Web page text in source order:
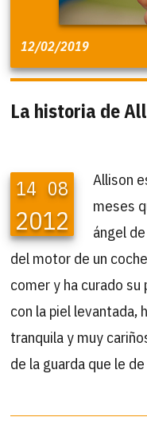
12/02/2019
La historia de
14 08
2012
Allison
meses
ángel
del motor de un
comer y ha curado
con la piel levantada,
tranquila y muy
de la guarda que le